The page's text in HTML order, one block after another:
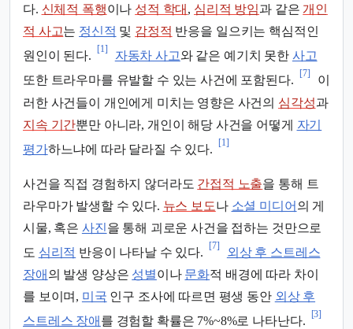
다. 신체적 폭행이나 성적 학대 , 심리적 방임과 같은 개인
적 사고는 정신적 및 감정적 반응을 일으키는 핵심적인
원인이 된다.
[1]
자동차 사고와 같은 예기치 못한 사고
또한 트라우마를 유발할 수 있는 사건에 포함된다.
[7]
이
러한 사건들이 개인에게 미치는 영향은 사건의 심각성과
지속 기간뿐만 아니라, 개인이 해당 사건을 어떻게 자기
평가하느냐에 따라 달라질 수 있다.
[1]
사건을 직접 경험하지 않더라도 간접적 노출을 통해 트
라우마가 발생할 수 있다. 뉴스 보도나 소셜 미디어 의 게
시물, 혹은 사진을 통해 괴로운 사건을 접하는 것만으로
도 심리적 반응이 나타날 수 있다.
[7]
외상 후 스트레스
장애 의 발생 양상은 성별이나 문화적 배경에 따라 차이
를 보이며, 미국 인구 조사에 따르면 평생 동안 외상 후
스트레스 장애 를 경험할 확률은 7%~8%로 나타난다.
[3]